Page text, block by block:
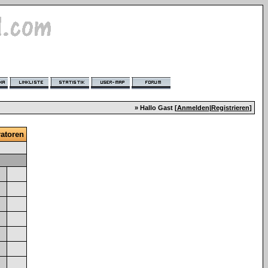
» Hallo Gast [Anmelden|Registrieren]